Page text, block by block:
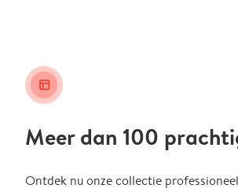
layout_alt
Meer dan 100
Ontdek nu onze collectie